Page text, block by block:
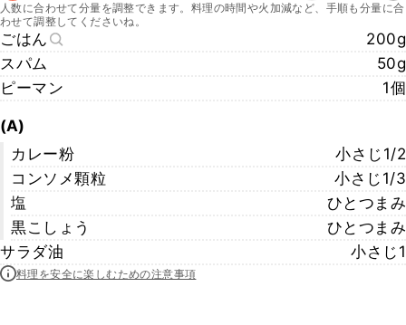
人数に合わせて分量を調整できます。料理の時間や火加減など、手順も分量に合
わせて調整してくださいね。
ごはん
200g
スパム
50g
ピーマン
1個
(A)
カレー粉
小さじ1/2
コンソメ顆粒
小さじ1/3
塩
ひとつまみ
黒こしょう
ひとつまみ
サラダ油
小さじ1
料理を安全に楽しむための注意事項